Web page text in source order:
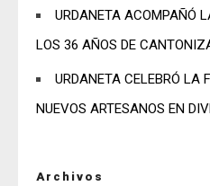
URDANETA ACOMPAÑÓ
LOS 36 AÑOS DE
URDANETA CELEBRÓ LA
NUEVOS ARTESANOS EN
Archivos